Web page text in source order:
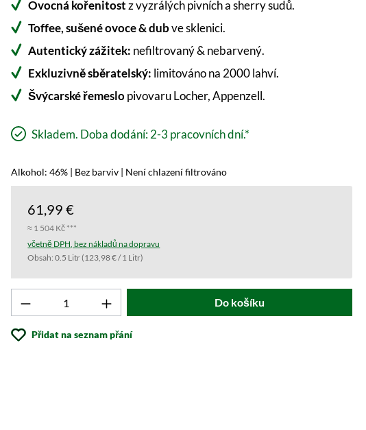
Ovocná kořenitostz vyzrálých pivních a sherry sudů.
Toffee, sušené ovoce & dubve sklenici.
Autentický zážitek: nefiltrovaný & nebarvený.
Exkluzivně sběratelský: limitováno na 2000 lahví.
Švýcarské řemeslopivovaru Locher, Appenzell.
Skladem. Doba dodání: 2-3 pracovních dní.*
Alkohol: 46% | Bez barviv | Není chlazení filtrováno
61,99 €
≈ 1 504 Kč ***
včetně DPH, bez nákladů na dopravu
Obsah:0.5 Litr(123,98 € / 1 Litr)
Produkt počet: Zadejte požadovanou hodnotu
Do košíku
Přidat na seznam přání